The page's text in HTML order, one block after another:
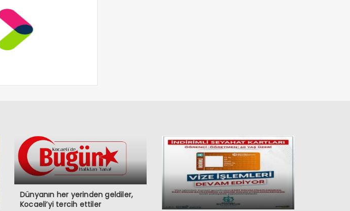
Dünyanın her yerinden geldiler,
Kocaeli’yi tercih ettiler